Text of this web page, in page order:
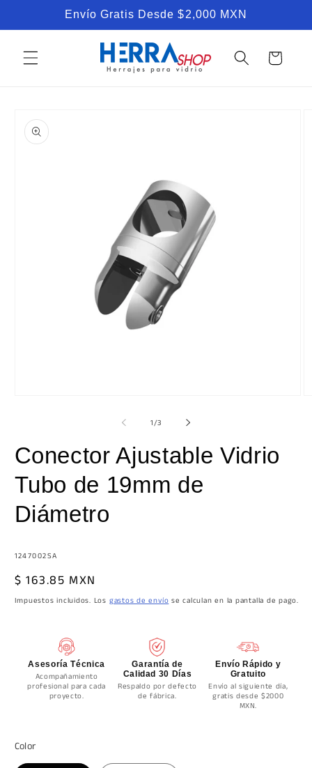
directamente
al contenido
Envío Gratis Desde $2,000 MXN
Carrito
a la
información
del producto
una
ventana
1/de
3
Conector Ajustable Vidrio
Tubo de 19mm de
Diámetro
SKU:
1247002SA
Precio
habitual
$ 163.85 MXN
Impuestos incluidos. Los gastos de envío se calculan en la pantalla de pago.
Asesoría Técnica
Acompañamiento
profesional para cada
proyecto.
Garantía de
Calidad 30 Días
Respaldo por defecto
de fábrica.
Envío Rápido y
Gratuito
Envío al siguiente día,
gratis desde $2000
MXN.
Color